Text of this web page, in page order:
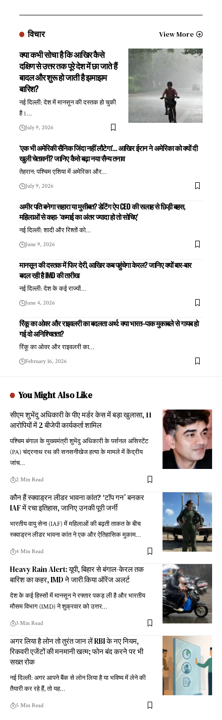
विचार View More
क्या कभी सोचा है कि आखिर कैसे
दक्षिण से उत्तर तक पूरे देश में छा जाते हैं
बादल और शुरू हो जाती है झमाझम
बारिश?
नई दिल्ली: देश में मानसून की दस्तक हो चुकी
है।…
July 9, 2026
‘एक भी अमेरिकी सैनिक जिंदा नहीं लौटेगा’… आखिर ईरान ने अमेरिका को क्यों दी
खुली चेतावनी? जानिए कैसे बढ़ा नया सैन्य तनाव
तेहरान: पश्चिम एशिया में अमेरिका और…
July 9, 2026
अमीर पति बनेगा सहारा या मुसीबत? डेटिंग ऐप CEO की सलाह से छिड़ी बहस,
महिलाओं से कहा- ‘कमाई का अंतर ज्यादा हो तो सोचिए’
नई दिल्ली: शादी और रिश्तों को…
June 9, 2026
मानसून की दस्तक में फिर देरी, आखिर कब पहुंचेगा केरल? जानिए क्यों बार-बार
बदल रही है IMD की तारीख
नई दिल्ली: देश के कई राज्यों…
June 4, 2026
रिंकू का ओवर और राइवलरी का बदलता अर्थ: क्या भारत–पाक मुकाबले से गायब हो
गई वो अनिश्चितता?
रिंकू का ओवर और राइवलरी का…
February 16, 2026
You Might Also Like
सीएम शुभेंदु अधिकारी के पीए मर्डर केस में बड़ा खुलासा, 11
आरोपियों में 2 बीजेपी कार्यकर्ता शामिल
पश्चिम बंगाल के मुख्यमंत्री शुभेंदु अधिकारी के पर्सनल असिस्टेंट
(PA) चंद्रनाथ रथ की सनसनीखेज हत्या के मामले में केंद्रीय
जांच…
2 Min Read
कौन हैं स्क्वाड्रन लीडर भावना कांत? ‘टॉप गन’ बनकर
IAF में रचा इतिहास, जानिए उनकी पूरी जर्नी
भारतीय वायु सेना (IAF) में महिलाओं की बढ़ती ताकत के बीच
स्क्वाड्रन लीडर भावना कांत ने एक और ऐतिहासिक मुकाम…
4 Min Read
Heavy Rain Alert: यूपी, बिहार से बंगाल-केरल तक
बारिश का कहर, IMD ने जारी किया ऑरेंज अलर्ट
देश के कई हिस्सों में मानसून ने रफ्तार पकड़ ली है और भारतीय
मौसम विभाग (IMD) ने शुक्रवार को उत्तर…
3 Min Read
अगर लिया है लोन तो तुरंत जान लें RBI के नए नियम,
रिकवरी एजेंटों की मनमानी खत्म; फोन बंद करने पर भी
सख्त रोक
नई दिल्ली: अगर आपने बैंक से लोन लिया है या भविष्य में लेने की
तैयारी कर रहे हैं, तो यह…
5 Min Read